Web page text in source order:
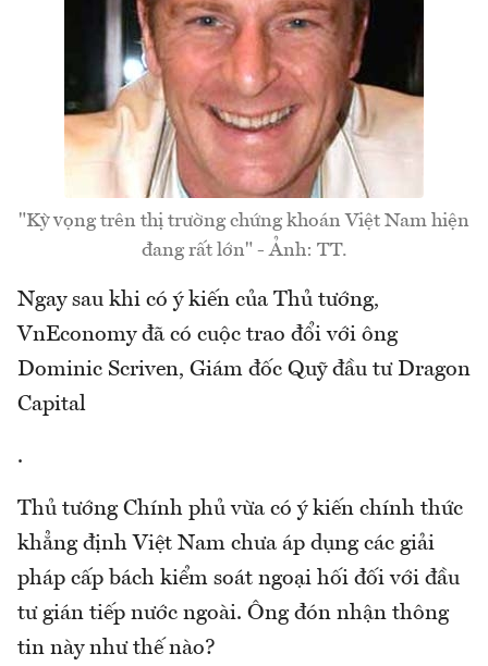
"Kỳ vọng trên thị trường chứng khoán Việt Nam hiện
đang rất lớn" - Ảnh: TT.
Ngay sau khi có ý kiến của Thủ tướng,
VnEconomy đã có cuộc trao đổi với ông
Dominic Scriven, Giám đốc Quỹ đầu tư Dragon
Capital
.
Thủ tướng Chính phủ vừa có ý kiến chính thức
khẳng định Việt Nam chưa áp dụng các giải
pháp cấp bách kiểm soát ngoại hối đối với đầu
tư gián tiếp nước ngoài. Ông đón nhận thông
tin này như thế nào?